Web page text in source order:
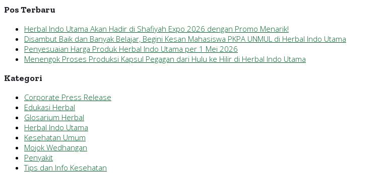
Pos Terbaru
Herbal Indo Utama Akan Hadir di Shafiyah Expo 2026 dengan Promo Menarik!
Disambut Baik dan Banyak Belajar, Begini Kesan Mahasiswa PKPA UNMUL di Herbal Indo Utama
Penyesuaian Harga Produk Herbal Indo Utama per 1 Mei 2026
Menengok Proses Produksi Kapsul Pegagan dari Hulu ke Hilir di Herbal Indo Utama
Kategori
Corporate Press Release
Edukasi Herbal
Glosarium Herbal
Herbal Indo Utama
Kesehatan Umum
Mojok Wedhangan
Penyakit
Tips dan Info Kesehatan